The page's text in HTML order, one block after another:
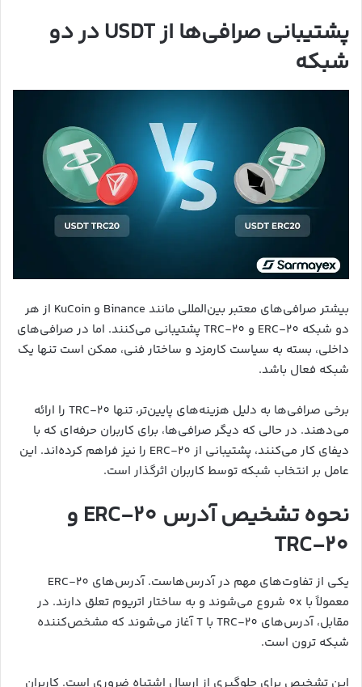
پشتیبانی صرافی‌ها از USDT در دو
شبکه
بیشتر صرافی‌های معتبر بین‌المللی مانند Binance و KuCoin از هر
دو شبکه ERC-20 و TRC-20 پشتیبانی می‌کنند. اما در صرافی‌های
داخلی، بسته به سیاست کارمزد و ساختار فنی، ممکن است تنها یک
شبکه فعال باشد.
برخی صرافی‌ها به دلیل هزینه‌های پایین‌تر، تنها TRC-20 را ارائه
می‌دهند. در حالی که دیگر صرافی‌ها، برای کاربران حرفه‌ای که با
دیفای کار می‌کنند، پشتیبانی از ERC-20 را نیز فراهم کرده‌اند. این
عامل بر انتخاب شبکه توسط کاربران اثرگذار است.
نحوه تشخیص آدرس ERC-20 و
TRC-20
یکی از تفاوت‌های مهم در آدرس‌هاست. آدرس‌های ERC-20
معمولاً با 0x شروع می‌شوند و به ساختار اتریوم تعلق دارند. در
مقابل، آدرس‌های TRC-20 با T آغاز می‌شوند که مشخص‌کننده
شبکه ترون است.